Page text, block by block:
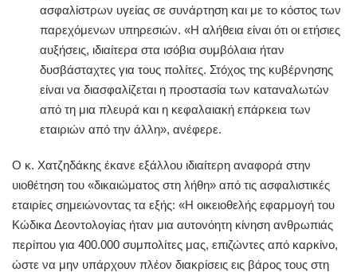
ασφαλίστρων υγείας σε συνάρτηση και με το κόστος των
παρεχόμενων υπηρεσιών. «Η αλήθεια είναι ότι οι ετήσιες
αυξήσεις, ιδιαίτερα στα ισόβια συμβόλαια ήταν
δυσβάσταχτες για τους πολίτες. Στόχος της κυβέρνησης
είναι να διασφαλίζεται η προστασία των καταναλωτών
από τη μια πλευρά και η κεφαλαιακή επάρκεια των
εταιριών από την άλλη», ανέφερε.
Ο κ. Χατζηδάκης έκανε εξάλλου ιδιαίτερη αναφορά στην
υιοθέτηση του «δικαιώματος στη λήθη» από τις ασφαλιστικές
εταιρίες σημειώνοντας τα εξής: «Η οικειοθελής εφαρμογή του
Κώδικα Δεοντολογίας ήταν μια αυτονόητη κίνηση ανθρωπιάς
περίπου για 400.000 συμπολίτες μας, επιζώντες από καρκίνο,
ώστε να μην υπάρχουν πλέον διακρίσεις εις βάρος τους στη